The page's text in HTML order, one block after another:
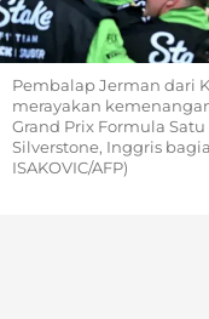
Pembalap Jerman dari
merayakan
Grand Prix Formula
Silverstone, Inggris
ISAKOVIC/AFP)